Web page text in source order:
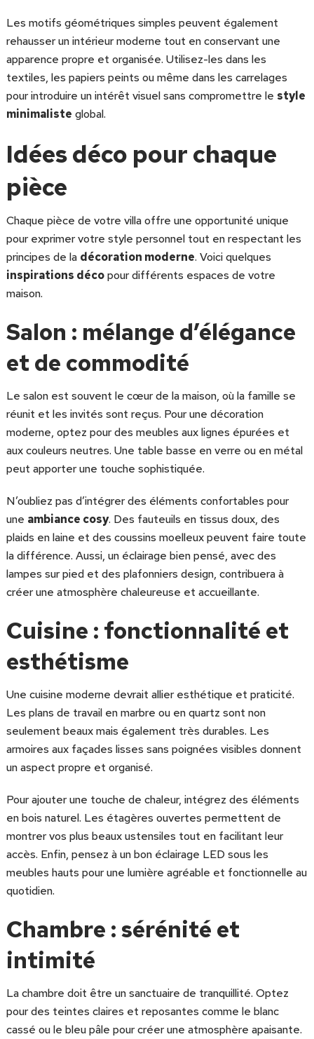
Les motifs géométriques simples peuvent également
rehausser un intérieur moderne tout en conservant une
apparence propre et organisée. Utilisez-les dans les
textiles, les papiers peints ou même dans les carrelages
pour introduire un intérêt visuel sans compromettre le style
minimaliste global.
Idées déco pour chaque
pièce
Chaque pièce de votre villa offre une opportunité unique
pour exprimer votre style personnel tout en respectant les
principes de la décoration moderne. Voici quelques
inspirations décopour différents espaces de votre
maison.
Salon : mélange d’élégance
et de commodité
Le salon est souvent le cœur de la maison, où la famille se
réunit et les invités sont reçus. Pour une décoration
moderne, optez pour des meubles aux lignes épurées et
aux couleurs neutres. Une table basse en verre ou en métal
peut apporter une touche sophistiquée.
N’oubliez pas d’intégrer des éléments confortables pour
une ambiance cosy. Des fauteuils en tissus doux, des
plaids en laine et des coussins moelleux peuvent faire toute
la différence. Aussi, un éclairage bien pensé, avec des
lampes sur pied et des plafonniers design, contribuera à
créer une atmosphère chaleureuse et accueillante.
Cuisine : fonctionnalité et
esthétisme
Une cuisine moderne devrait allier esthétique et praticité.
Les plans de travail en marbre ou en quartz sont non
seulement beaux mais également très durables. Les
armoires aux façades lisses sans poignées visibles donnent
un aspect propre et organisé.
Pour ajouter une touche de chaleur, intégrez des éléments
en bois naturel. Les étagères ouvertes permettent de
montrer vos plus beaux ustensiles tout en facilitant leur
accès. Enfin, pensez à un bon éclairage LED sous les
meubles hauts pour une lumière agréable et fonctionnelle au
quotidien.
Chambre : sérénité et
intimité
La chambre doit être un sanctuaire de tranquillité. Optez
pour des teintes claires et reposantes comme le blanc
cassé ou le bleu pâle pour créer une atmosphère apaisante.